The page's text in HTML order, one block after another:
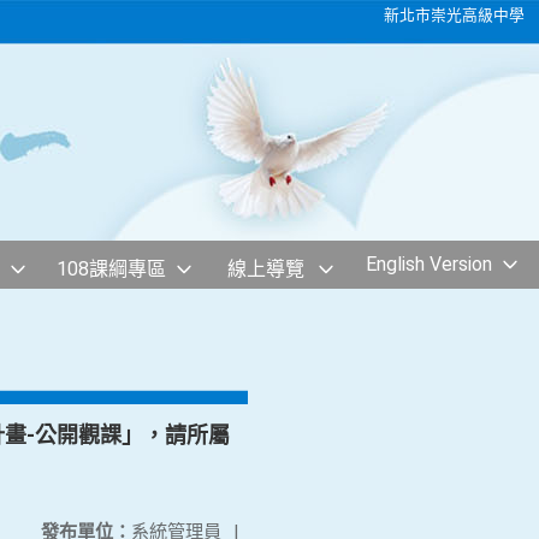
新北市崇光高級中學
108課綱專區 線上導覽 English Version
-公開觀課」，請所屬
發布單位： 系統管理員 |